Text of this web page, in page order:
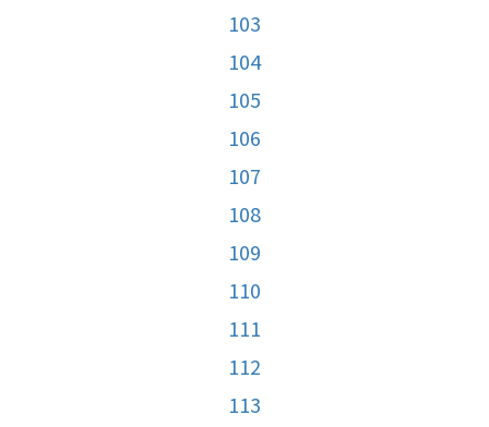
103
104
105
106
107
108
109
110
111
112
113